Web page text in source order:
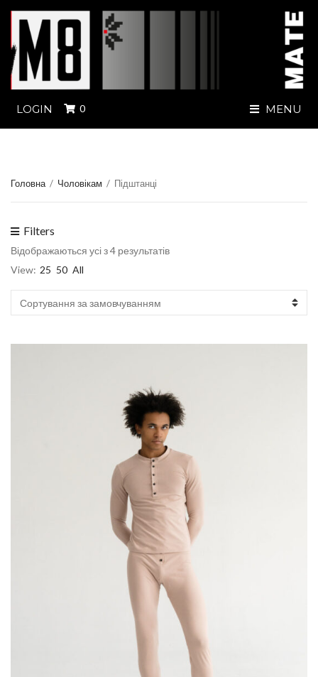
LOGIN 0 MENU
Головна / Чоловікам / Підштанці
Filters
Відображаються усі з 4 результатів
View: 25 50 All